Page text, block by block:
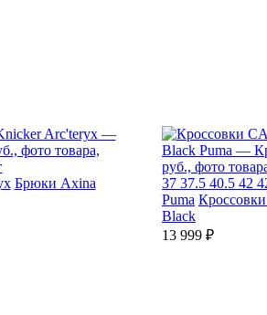
Брюки Axina
37 37.5 40.5 42
Puma
Black
13 999 ₽